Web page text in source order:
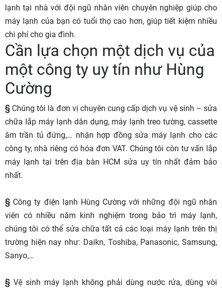
lạnh tại nhà với đội ngũ nhân viên chuyên nghiệp giúp cho
máy lạnh của bạn có tuổi thọ cao hơn, giúp tiết kiệm nhiều
chi phí cho gia đình.
Cần lựa chọn một dịch vụ của
một công ty uy tín như Hùng
Cường
§ Chúng tôi là đơn vị chuyên cung cấp dịch vụ vệ sinh – sửa
chữa lắp máy lạnh dân dụng, máy lạnh treo tường, cassette
âm trần tủ đứng,… nhận hợp đồng sửa máy lạnh cho các
công ty, nhà riêng có hóa đơn VAT. Chúng tôi còn tư vấn lắp
máy lạnh tại trên địa bàn HCM sửa uy tín nhất đảm bảo
nhất.
§ Công ty điện lạnh Hùng Cường với những đội ngũ nhân
viên có nhiều năm kinh nghiệm trong bảo trì máy lạnh,
chúng tôi có thể sửa chữa tất cả các loại máy lạnh trên thị
trường hiện nay như: Daikn, Toshiba, Panasonic, Samsung,
Sanyo,…
§ Vệ sinh máy lạnh không phải dùng nước rửa, dùng vòi